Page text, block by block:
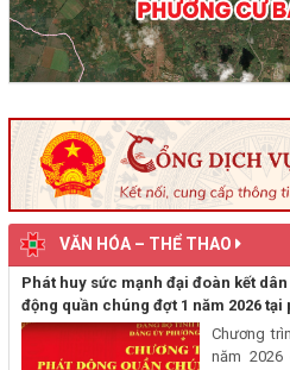
(29/07/2026, 00:00)
Thông báo về việc niêm yết, công
quyền sử dụng đất mang tên ông Cù
(29/07/2026, 00:00)
Thông báo về việc cấp giấy chứng
khác gắn liền với đất cho ông Lê
dụng đất tại phường Buôn Hồ, tỉnh
(24/07/2026, 00:00)
Thông báo về việc niêm yết công
ký, cấp giấy chứng nhận diện tích
VĂN HÓA – THỂ THAO
Phát huy sức mạnh đại đoàn kết
động quần chúng đợt 1 năm 2026 tại
Chương
năm